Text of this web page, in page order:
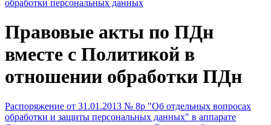
обработки персональных данных
Правовые акты по ПДн
вместе с Политикой в
отношении обработки ПДн
Распоряжение от 31.01.2013 № 8р "Об отдельных вопросах
обработки и защиты персональных данных" в аппарате